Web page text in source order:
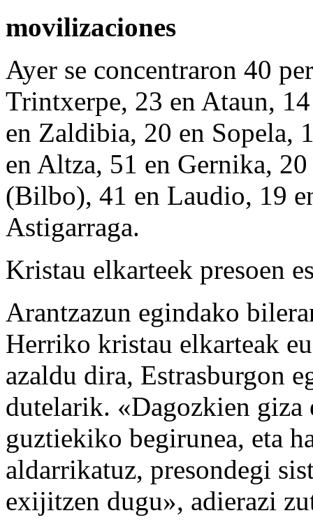
movilizaciones
Ayer se concentraron 40
Trintxerpe, 23 en Ataun,
en Zaldibia, 20 en Sopela,
en Altza, 51 en Gernika,
(Bilbo), 41 en Laudio, 19
Astigarraga.
Kristau elkarteek presoen
Arantzazun egindako
Herriko kristau elkarteak
azaldu dira, Estrasburgon
dutelarik. «Dagozkien
guztiekiko begirunea, eta
aldarrikatuz, presondegi
exijitzen dugu», adierazi